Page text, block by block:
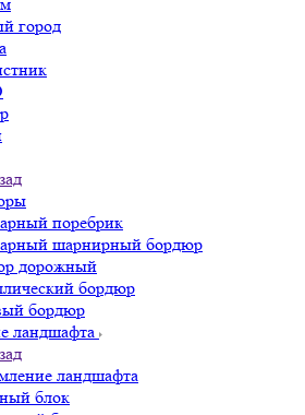
город
поребрик
шарнирный бордюр
дорожный
бордюр
бордюр
ландшафта
ландшафта
блок